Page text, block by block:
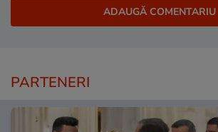
PARTENERI